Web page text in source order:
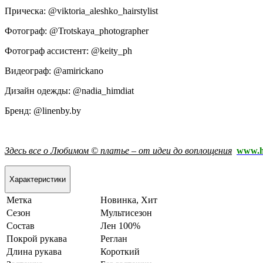
Прическа: @viktoria_aleshko_hairstylist
Фотограф: @Trotskaya_photographer
Фотограф ассистент: @keity_ph
Видеограф: @amirickano
Дизайн одежды: @nadia_himdiat
Бренд: @linenby.by
Здесь все о Любимом © платье – от идеи до воплощения
Характеристики
Метка
Новинка, Хит
Сезон
Мультисезон
Состав
Лен 100%
Покрой рукава
Реглан
Длина рукава
Короткий